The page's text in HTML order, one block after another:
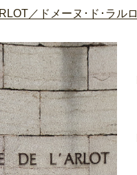
／ドメーヌ･ド･ラルロ